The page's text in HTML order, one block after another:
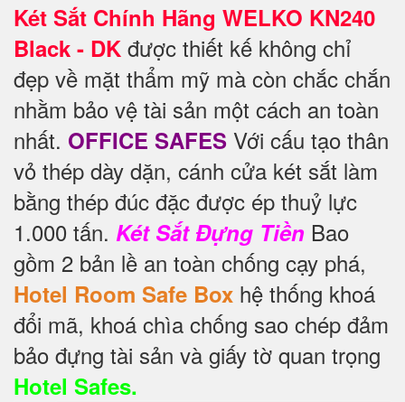
Két Sắt Chính Hãng WELKO KN240
Black - DK được thiết kế không chỉ
đẹp về mặt thẩm mỹ mà còn chắc chắn
nhằm bảo vệ tài sản một cách an toàn
nhất. OFFICE SAFES Với cấu tạo thân
vỏ thép dày dặn, cánh cửa két sắt làm
bằng thép đúc đặc được ép thuỷ lực
1.000 tấn. Két Sắt Đựng Tiền Bao
gồm 2 bản lề an toàn chống cạy phá,
Hotel Room Safe Box hệ thống khoá
đổi mã, khoá chìa chống sao chép đảm
bảo đựng tài sản và giấy tờ quan trọng
Hotel Safes.